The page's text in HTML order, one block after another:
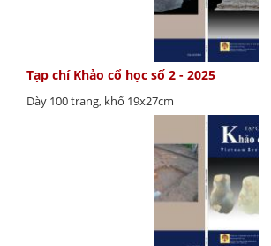
Tạp chí Khảo cổ học số 2 - 2025
Dày 100 trang, khổ 19x27cm